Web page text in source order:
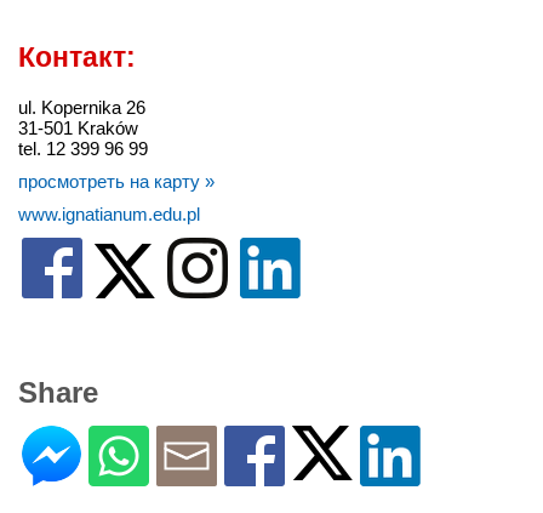
Контакт:
ul. Kopernika 26
31-501 Kraków
tel. 12 399 96 99
просмотреть на карту »
www.ignatianum.edu.pl
Share